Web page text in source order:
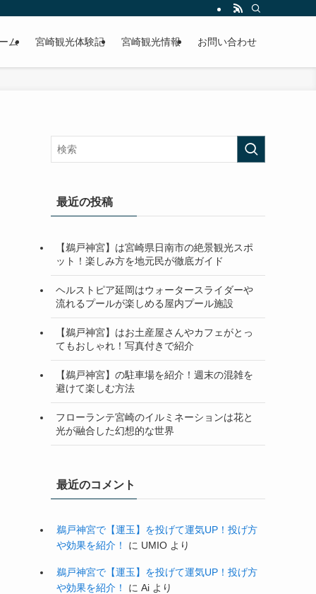
ム 宮崎観光体験記 宮崎観光情報 お問い合わせ
最近の投稿
【鵜戸神宮】は宮崎県日南市の絶景観光スポ
ット！楽しみ方を地元民が徹底ガイド
ヘルストピア延岡はウォータースライダーや
流れるプールが楽しめる屋内プール施設
【鵜戸神宮】はお土産屋さんやカフェがとっ
てもおしゃれ！写真付きで紹介
【鵜戸神宮】の駐車場を紹介！週末の混雑を
避けて楽しむ方法
フローランテ宮崎のイルミネーションは花と
光が融合した幻想的な世界
最近のコメント
鵜戸神宮で【運玉】を投げて運気UP！投げ方
や効果を紹介！
に UMIO より
鵜戸神宮で【運玉】を投げて運気UP！投げ方
や効果を紹介！
に Ai より